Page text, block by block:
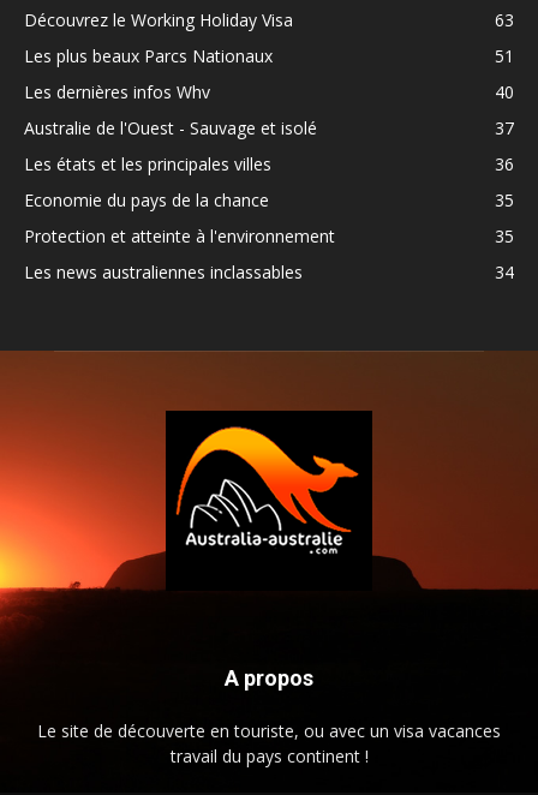
Découvrez le Working Holiday Visa
63
Les plus beaux Parcs Nationaux
51
Les dernières infos Whv
40
Australie de l'Ouest - Sauvage et isolé
37
Les états et les principales villes
36
Economie du pays de la chance
35
Protection et atteinte à l'environnement
35
Les news australiennes inclassables
34
A propos
Le site de découverte en touriste, ou avec un visa vacances
travail du pays continent !